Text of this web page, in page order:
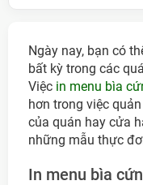
Ngày nay, bạn có
bất kỳ trong các
Việc in menu bìa
hơn trong việc
của quán hay cửa
những mẫu thực
In menu bìa